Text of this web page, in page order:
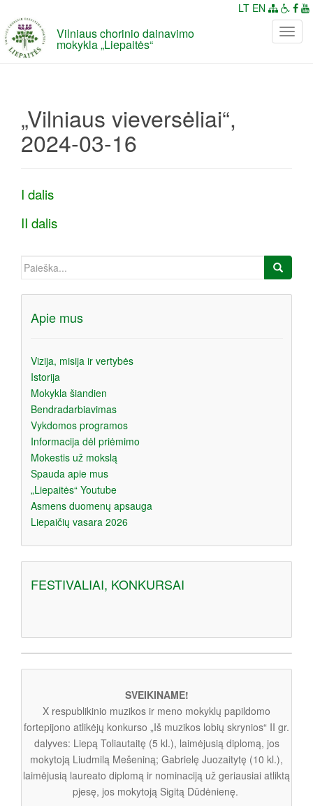
P
a
c
i
Vilniaus chorinio dainavimo
mokykla „Liepaitės“
LT EN
„Vilniaus vieversėliai“,
2024-03-16
I dalis
II dalis
Ieškoti:
Apie mus
Vizija, misija ir vertybės
Istorija
Mokykla šiandien
Bendradarbiavimas
Vykdomos programos
Informacija dėl priėmimo
Mokestis už mokslą
Spauda apie mus
„Liepaitės“ Youtube
Asmens duomenų apsauga
Liepaičių vasara 2026
FESTIVALIAI, KONKURSAI
SVEIKINAME!
X respublikinio muzikos ir meno mokyklų papildomo
fortepijono atlikėjų konkurso „Iš muzikos lobių skrynios“ II gr.
dalyves: Liepą Toliautaitę (5 kl.), laimėjusią diplomą, jos
mokytoją Liudmilą Mešeniną; Gabrielę Juozaitytę (10 kl.),
laimėjusią laureato diplomą ir nominaciją už geriausiai atliktą
pjesę, jos mokytoją Sigitą Dūdėnienę.